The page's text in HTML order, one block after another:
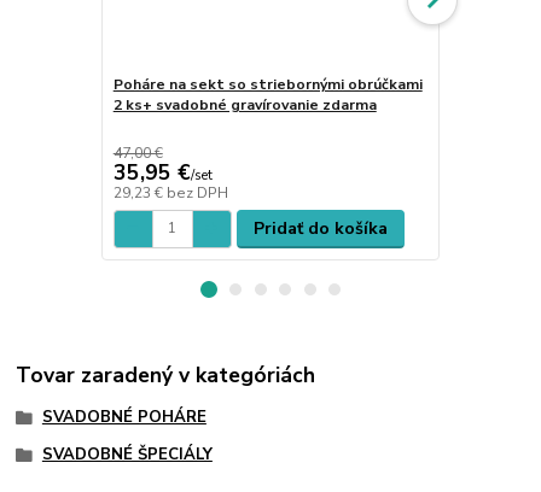
Poháre na sekt so striebornými obrúčkami
2 ks+ svadobné gravírovanie zdarma
47,00 €
35,95 €/set
29,23 € bez DPH
Pridať do košíka
Tovar zaradený v kategóriách
SVADOBNÉ POHÁRE
SVADOBNÉ ŠPECIÁLY